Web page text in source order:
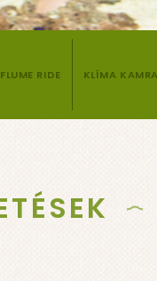
RIDE KLÍMA